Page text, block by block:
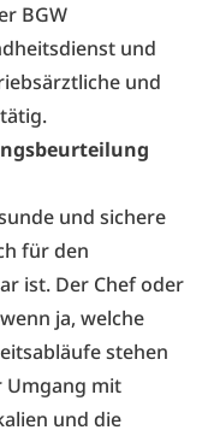
BGW
und
und
und sichere
für den
ist. Der Chef oder
ja, welche
stehen
Umgang mit
und die